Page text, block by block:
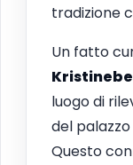
tradizione
Un fatto
luogo di
del
Questo